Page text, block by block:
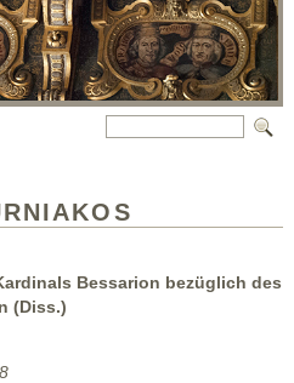
Bessarion bezüglich des
(Diss.)